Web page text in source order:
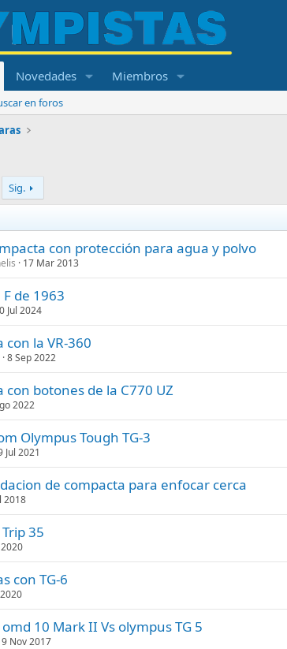
Novedades Miembros
en foros
Sig.
con protección para agua y polvo
17 Mar 2013
de 1963
Jul 2024
con la VR-360
8 Sep 2022
con botones de la C770 UZ
2022
Olympus Tough TG-3
Jul 2021
de compacta para enfocar cerca
2018
35
con TG-6
10 Mark II Vs olympus TG 5
Nov 2017